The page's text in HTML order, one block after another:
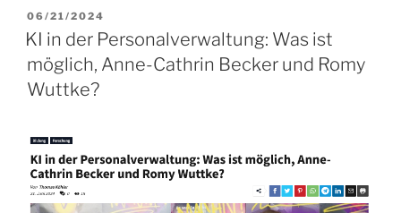
VERÖFFENTLICHT
AM
06/21/2024
KI in der Personalverwaltung: Was ist
möglich, Anne-Cathrin Becker und Romy
Wuttke?